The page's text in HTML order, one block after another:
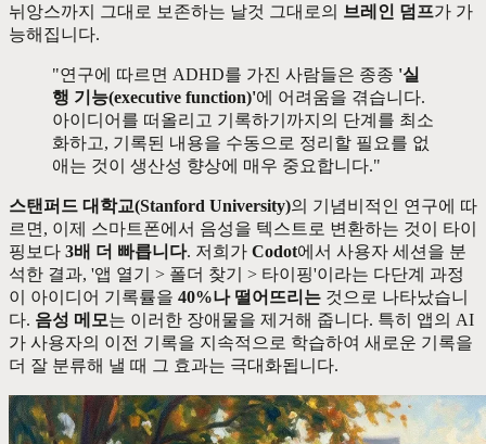
뉘앙스까지 그대로 보존하는 날것 그대로의 브레인 덤프가 가
능해집니다.
"연구에 따르면 ADHD를 가진 사람들은 종종 '실
행 기능(executive function)'에 어려움을 겪습니다.
아이디어를 떠올리고 기록하기까지의 단계를 최소
화하고, 기록된 내용을 수동으로 정리할 필요를 없
애는 것이 생산성 향상에 매우 중요합니다."
스탠퍼드 대학교(Stanford University)의 기념비적인 연구에 따
르면, 이제 스마트폰에서 음성을 텍스트로 변환하는 것이 타이
핑보다 3배 더 빠릅니다. 저희가 Codot에서 사용자 세션을 분
석한 결과, '앱 열기 > 폴더 찾기 > 타이핑'이라는 다단계 과정
이 아이디어 기록률을 40%나 떨어뜨리는 것으로 나타났습니
다. 음성 메모는 이러한 장애물을 제거해 줍니다. 특히 앱의 AI
가 사용자의 이전 기록을 지속적으로 학습하여 새로운 기록을
더 잘 분류해 낼 때 그 효과는 극대화됩니다.